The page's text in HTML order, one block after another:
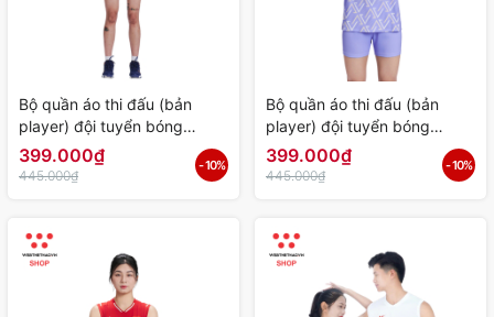
Bộ quần áo thi đấu (bản
player) đội tuyển bóng
chuyền Nữ Việt Nam "Xanh"
WJ-E4107-03 - Hàng Chính
399.000₫
445.000₫
- 10%
Bộ quần áo thi đấu (bản
player) đội tuyển bóng
chuyền Nữ Việt Nam "Tím"
WJ-E4107-02 - Hàng Chính
399.000₫
445.000₫
- 10%